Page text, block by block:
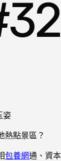
姿
熱點景區？
包養網通、資